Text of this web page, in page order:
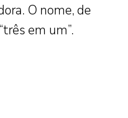
O nome, de
em um”.